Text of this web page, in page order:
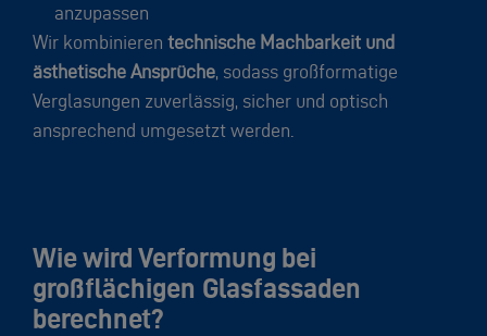
anzupassen
Wir kombinieren technische Machbarkeit und
ästhetische Ansprüche, sodass großformatige
Verglasungen zuverlässig, sicher und optisch
ansprechend umgesetzt werden.
Wie wird Verformung bei
großflächigen Glasfassaden
berechnet?